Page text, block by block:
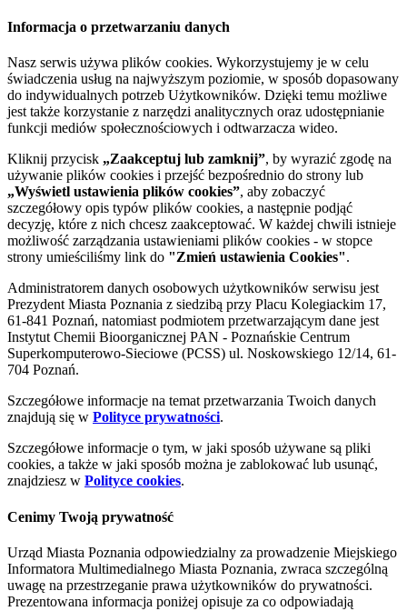
Informacja o przetwarzaniu danych
Nasz serwis używa plików cookies. Wykorzystujemy je w celu
świadczenia usług na najwyższym poziomie, w sposób dopasowany
do indywidualnych potrzeb Użytkowników. Dzięki temu możliwe
jest także korzystanie z narzędzi analitycznych oraz udostępnianie
funkcji mediów społecznościowych i odtwarzacza wideo.
Kliknij przycisk „Zaakceptuj lub zamknij”, by wyrazić zgodę na
używanie plików cookies i przejść bezpośrednio do strony lub
„Wyświetl ustawienia plików cookies”, aby zobaczyć
szczegółowy opis typów plików cookies, a następnie podjąć
decyzję, które z nich chcesz zaakceptować. W każdej chwili istnieje
możliwość zarządzania ustawieniami plików cookies - w stopce
strony umieściliśmy link do "Zmień ustawienia Cookies".
Administratorem danych osobowych użytkowników serwisu jest
Prezydent Miasta Poznania z siedzibą przy Placu Kolegiackim 17,
61-841 Poznań, natomiast podmiotem przetwarzającym dane jest
Instytut Chemii Bioorganicznej PAN - Poznańskie Centrum
Superkomputerowo-Sieciowe (PCSS) ul. Noskowskiego 12/14, 61-
704 Poznań.
Szczegółowe informacje na temat przetwarzania Twoich danych
znajdują się w Polityce prywatności.
Szczegółowe informacje o tym, w jaki sposób używane są pliki
cookies, a także w jaki sposób można je zablokować lub usunąć,
znajdziesz w Polityce cookies.
Cenimy Twoją prywatność
Urząd Miasta Poznania odpowiedzialny za prowadzenie Miejskiego
Informatora Multimedialnego Miasta Poznania, zwraca szczególną
uwagę na przestrzeganie prawa użytkowników do prywatności.
Prezentowana informacja poniżej opisuje za co odpowiadają